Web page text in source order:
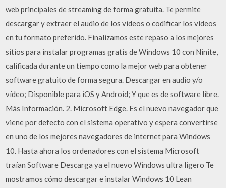
web principales de streaming de forma gratuita. Te permite
descargar y extraer el audio de los videos o codificar los vídeos
en tu formato preferido. Finalizamos este repaso a los mejores
sitios para instalar programas gratis de Windows 10 con Ninite,
calificada durante un tiempo como la mejor web para obtener
software gratuito de forma segura. Descargar en audio y/o
vídeo; Disponible para iOS y Android; Y que es de software libre.
Más Información. 2. Microsoft Edge. Es el nuevo navegador que
viene por defecto con el sistema operativo y espera convertirse
en uno de los mejores navegadores de internet para Windows
10. Hasta ahora los ordenadores con el sistema Microsoft
traían Software Descarga ya el nuevo Windows ultra ligero Te
mostramos cómo descargar e instalar Windows 10 Lean